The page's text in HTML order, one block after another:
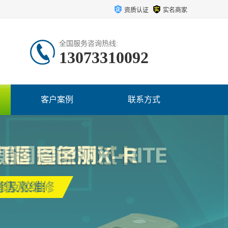
资质认证 实名商家
全国服务咨询热线:
13073310092
客户案例 联系方式